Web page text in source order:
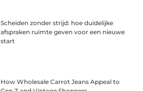
Scheiden zonder strijd: hoe duidelijke
afspraken ruimte geven voor een nieuwe
start
How Wholesale Carrot Jeans Appeal to